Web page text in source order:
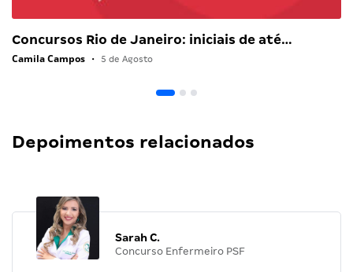
Concursos Rio de Janeiro: iniciais de até…
Camila Campos • 5 de Agosto
Depoimentos relacionados
Sarah C.
Concurso Enfermeiro PSF